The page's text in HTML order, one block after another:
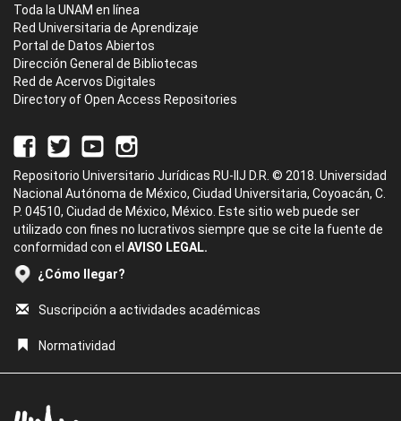
Toda la UNAM en línea
Red Universitaria de Aprendizaje
Portal de Datos Abiertos
Dirección General de Bibliotecas
Red de Acervos Digitales
Directory of Open Access Repositories
Repositorio Universitario Jurídicas RU-IIJ D.R. © 2018. Universidad
Nacional Autónoma de México, Ciudad Universitaria, Coyoacán, C.
P. 04510, Ciudad de México, México. Este sitio web puede ser
utilizado con fines no lucrativos siempre que se cite la fuente de
conformidad con el AVISO LEGAL.
¿Cómo llegar?
Suscripción a actividades académicas
Normatividad